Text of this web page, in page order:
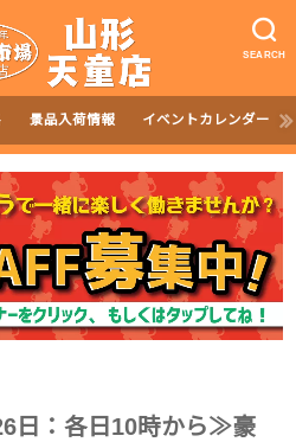
SEARCH
景品入荷情報 イベントカレンダー
：各日10時から≫豪